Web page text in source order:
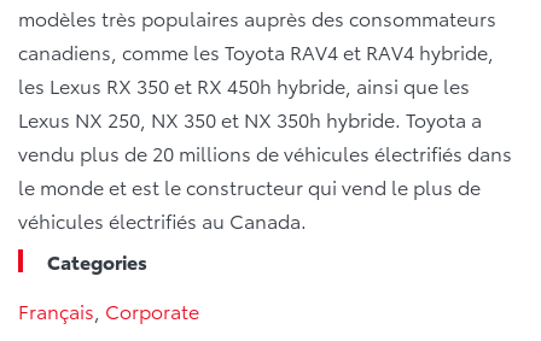
modèles très populaires auprès des consommateurs
canadiens, comme les Toyota RAV4 et RAV4 hybride,
les Lexus RX 350 et RX 450h hybride, ainsi que les
Lexus NX 250, NX 350 et NX 350h hybride. Toyota a
vendu plus de 20 millions de véhicules électrifiés dans
le monde et est le constructeur qui vend le plus de
véhicules électrifiés au Canada.
Categories
Français Corporate